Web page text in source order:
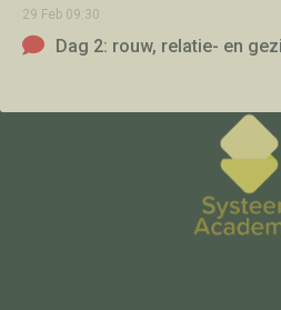
29 Feb 09:30
Dag 2: rouw, relatie- en